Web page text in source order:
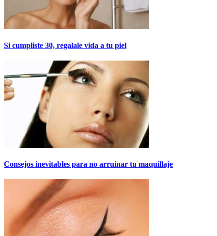
Si cumpliste 30, regalale vida a tu piel
Consejos inevitables para no arruinar tu maquillaje